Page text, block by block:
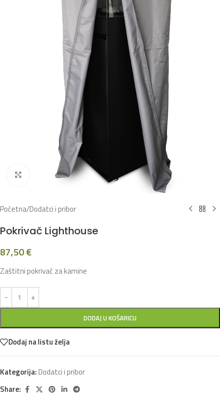
Klikni za povećanje
Početna/Dodatci i pribor
Pokrivač Lighthouse
87,50€
Zaštitni pokrivač za kamine
DODAJ U KOŠARICU
Dodaj na listu želja
Kategorija:Dodatci i pribor
Share: